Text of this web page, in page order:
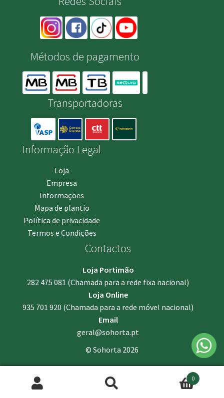
Métodos de pagamento
Transportadoras
Informação Legal
Loja
Empresa
Informações
Mapa de plantio
Política de privacidade
Termos e Condições
Contactos
Loja Portimão
282 475 081 (Chamada para a rede fixa nacional)
Loja Online
935 701 920 (Chamada para a rede móvel nacional)
Email
geral@sohorta.pt
© Sohorta 2026
Pesquisar
Pesquisa
0